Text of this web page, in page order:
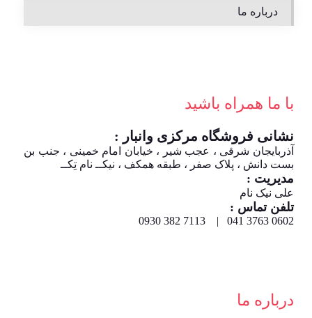
درباره ما
با ما همراه باشید
نشانی فروشگاه مرکزی وانبار :
آذربایجان شرقی ، عجب شیر ، خیابان امام خمینی ، جنب بن
بست دانش ، پلاک صفر ، طبقه همکف ، نیکــ نام تِکــ
مدیریت :
علی نیک نام
تلفن تماس :
0602 3763 041 | 7113 382 0930
درباره ما